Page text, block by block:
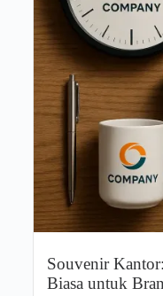
Souvenir
Biasa untuk